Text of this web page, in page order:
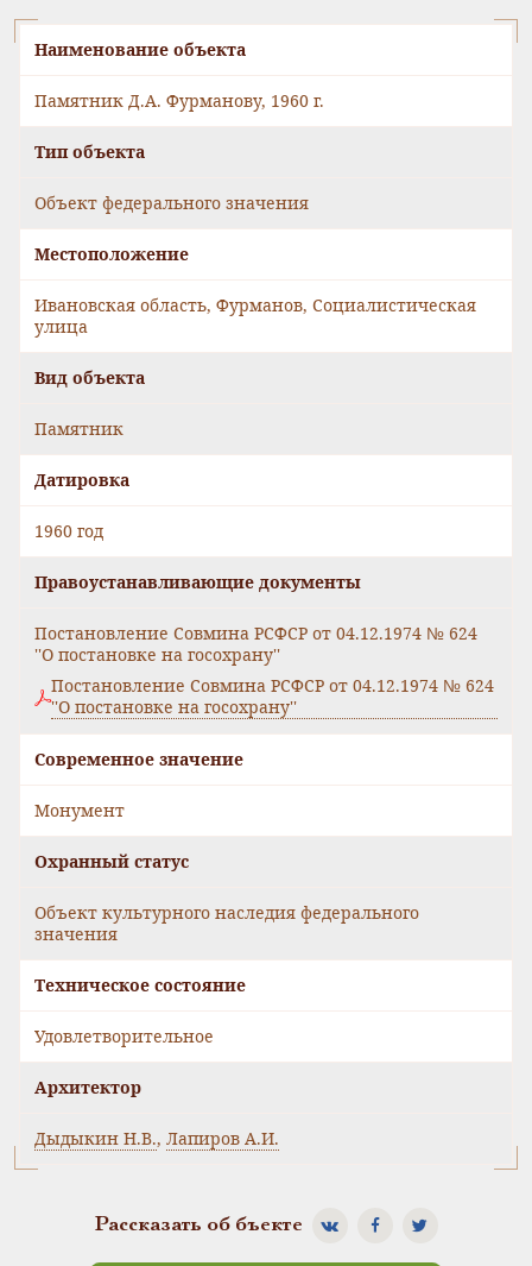
Наименование объекта
Памятник Д.А. Фурманову, 1960 г.
Тип объекта
Объект федерального значения
Местоположение
Ивановская область, Фурманов, Социалистическая
улица
Вид объекта
Памятник
Датировка
1960 год
Правоустанавливающие документы
Постановление Совмина РСФСР от 04.12.1974 № 624
''О постановке на госохрану''
Постановление Совмина РСФСР от 04.12.1974 № 624
''О постановке на госохрану''
Современное значение
Монумент
Охранный статус
Объект культурного наследия федерального
значения
Техническое состояние
Удовлетворительное
Архитектор
Дыдыкин Н.В., Лапиров А.И.
Рассказать об бъекте